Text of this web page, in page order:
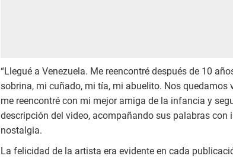
“Llegué a Venezuela. Me reencontré después de 10
sobrina, mi cuñado, mi tía, mi abuelito. Nos quedamos
me reencontré con mi mejor amiga de la infancia y
descripción del video, acompañando sus palabras con
nostalgia.
La felicidad de la artista era evidente en cada